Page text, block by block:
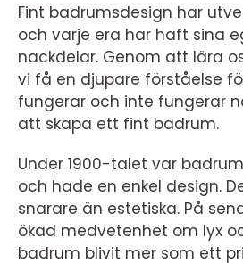
Fint badrumsdesign har
och varje era har haft sina
nackdelar. Genom att lära
vi få en djupare förståelse
fungerar och inte fungerar
att skapa ett fint badrum.
Under 1900-talet var
och hade en enkel design.
snarare än estetiska. På
ökad medvetenhet om lyx
badrum blivit mer som ett